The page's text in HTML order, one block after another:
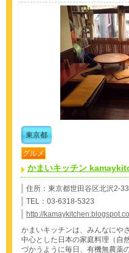
東京都
グルメ
かまいキッチン
住所：東京都世田谷区北沢2-
TEL：03-6318-5323
http://
かまいキッチンは、みんなにや
中心とした日本の家庭料理（自
づかうように毎日、有機無農薬